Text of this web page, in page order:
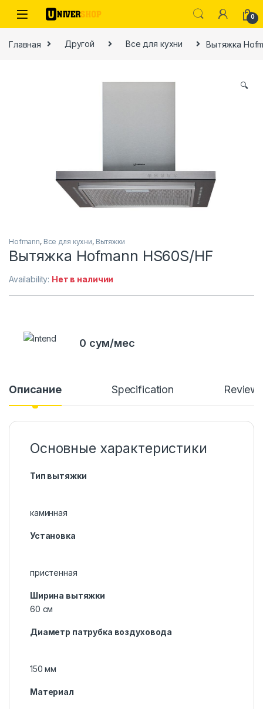
Skip to navigation
Skip to content
0
Главная Другой Все для кухни Вытяжка
🔍
Hofmann, Все для кухни, Вытяжки
Вытяжка Hofmann HS60S/HF
Availability: Нет в наличии
0 сум/мес
Описание Specification
Основные характеристики
Тип вытяжки
каминная
Установка
пристенная
Ширина вытяжки
60 см
Диаметр патрубка воздуховода
150 мм
Материал